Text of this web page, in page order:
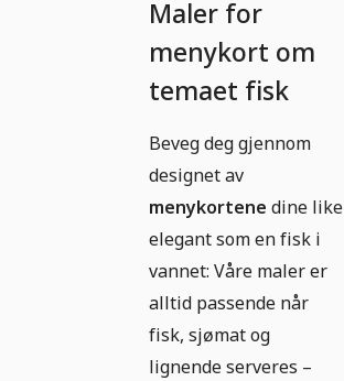
Maler for
menykort om
temaet fisk
Beveg deg gjennom
designet av
menykortene dine like
elegant som en fisk i
vannet: Våre maler er
alltid passende når
fisk, sjømat og
lignende serveres –